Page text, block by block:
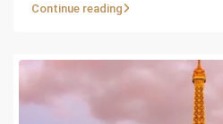
Continue reading